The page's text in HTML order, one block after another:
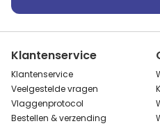
Klantenservice
Klantenservice
Veelgestelde vragen
Vlaggenprotocol
Bestellen & verzending